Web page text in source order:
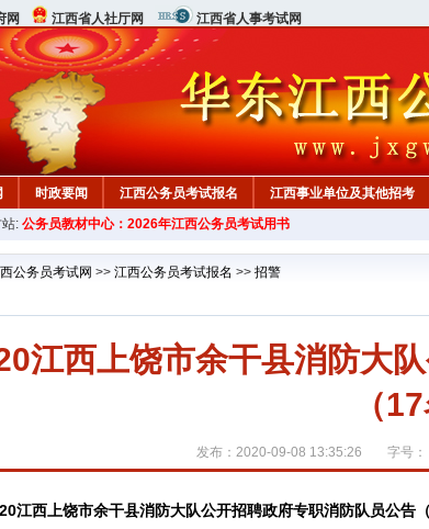
网 江西省人社厅网 江西省人事考试网
时政要闻 江西公务员考试报名 江西事业单位及其他招考
咨询 教材中心
: 公务员教材中心：2026年江西公务员考试用书
公务员考试网 >> 江西公务员考试报名 >> 招警
江西上饶市余干县消防大
（
发布：2020-09-08 13:35:26 字号：
江西上饶市余干县消防大队公开招聘政府专职消防队员公告（